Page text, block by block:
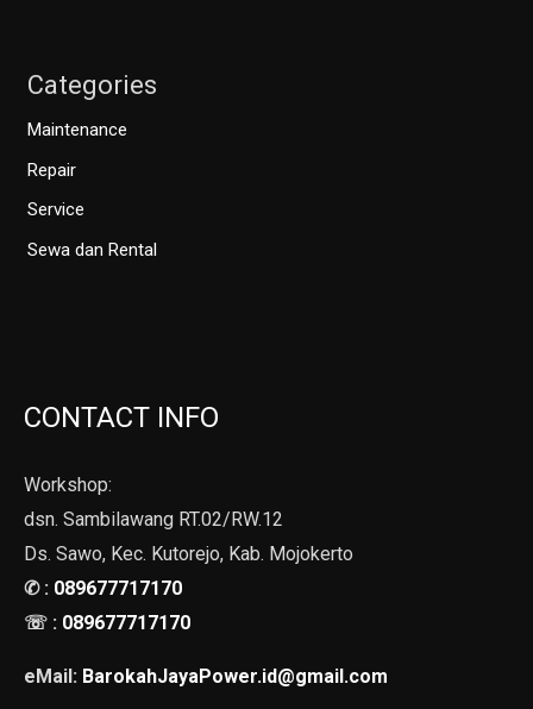
Categories
Maintenance
Repair
Service
Sewa dan Rental
CONTACT INFO
Workshop:
dsn. Sambilawang RT.02/RW.12
Ds. Sawo, Kec. Kutorejo, Kab. Mojokerto
✆ : 089677717170
☏ : 089677717170
eMail: BarokahJayaPower.id@gmail.com